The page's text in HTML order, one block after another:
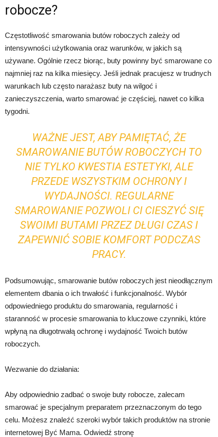
robocze?
Częstotliwość smarowania butów roboczych zależy od
intensywności użytkowania oraz warunków, w jakich są
używane. Ogólnie rzecz biorąc, buty powinny być smarowane co
najmniej raz na kilka miesięcy. Jeśli jednak pracujesz w trudnych
warunkach lub często narażasz buty na wilgoć i
zanieczyszczenia, warto smarować je częściej, nawet co kilka
tygodni.
WAŻNE JEST, ABY PAMIĘTAĆ, ŻE
SMAROWANIE BUTÓW ROBOCZYCH TO
NIE TYLKO KWESTIA ESTETYKI, ALE
PRZEDE WSZYSTKIM OCHRONY I
WYDAJNOŚCI. REGULARNE
SMAROWANIE POZWOLI CI CIESZYĆ SIĘ
SWOIMI BUTAMI PRZEZ DŁUGI CZAS I
ZAPEWNIĆ SOBIE KOMFORT PODCZAS
PRACY.
Podsumowując, smarowanie butów roboczych jest nieodłącznym
elementem dbania o ich trwałość i funkcjonalność. Wybór
odpowiedniego produktu do smarowania, regularność i
staranność w procesie smarowania to kluczowe czynniki, które
wpłyną na długotrwałą ochronę i wydajność Twoich butów
roboczych.
Wezwanie do działania:
Aby odpowiednio zadbać o swoje buty robocze, zalecam
smarować je specjalnym preparatem przeznaczonym do tego
celu. Możesz znaleźć szeroki wybór takich produktów na stronie
internetowej Być Mama. Odwiedź stronę